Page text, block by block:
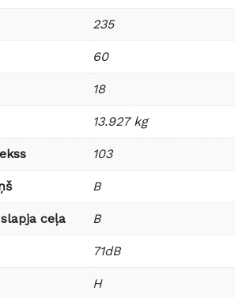
235
60
18
13.927 kg
103
B
ceļa B
71dB
H